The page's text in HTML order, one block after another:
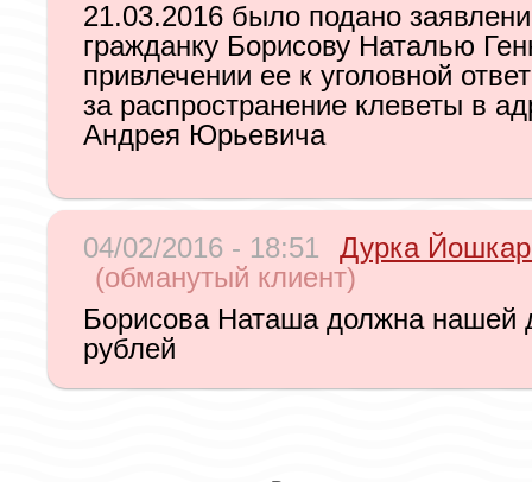
21.03.2016 было подано
гражданку Борисову Наталью
привлечении ее к уголовной
за распространение клеветы в
Андрея Юрьевича
04/02/2016 - 18:51
Дурка
(обманутый клиент)
Борисова Наташа должна нашей
рублей